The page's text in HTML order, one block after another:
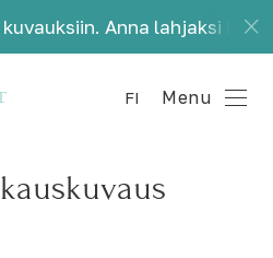
Anna lahjaksi kauniita
FI Menu